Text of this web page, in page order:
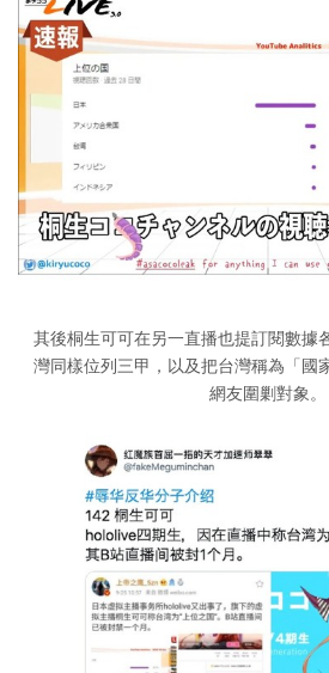
其後桐生可可在另一直播也提訂閱數據
灣同樣位列三甲，以及把台灣稱為「國
網友圍剿對象。